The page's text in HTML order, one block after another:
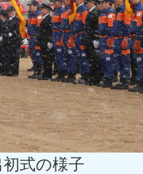
式の様子